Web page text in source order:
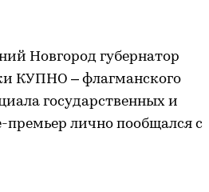
Новгород губернатор
КУПНО – флагманского
государственных и
лично пообщался с